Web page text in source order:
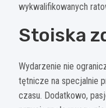
wykwalifikowanych
Stoiska
Wydarzenie nie
tętnicze na specjalnie
czasu. Dodatkowo,